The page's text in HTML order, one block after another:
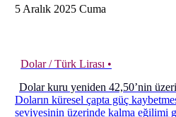
5Aralık 2025 Cuma
Dolar / Türk Lirası •
Dolar kuru yeniden 42,50’nin
Doların küresel çapta güç
seviyesinin üzerinde kalma eğilimi